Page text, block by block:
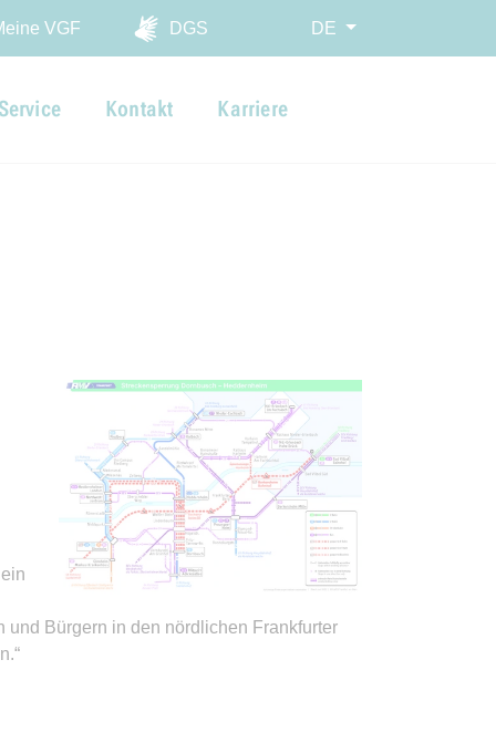
VGF DGS DE
Service Kontakt Karriere
und Bürgern in den nördlichen Frankfurter